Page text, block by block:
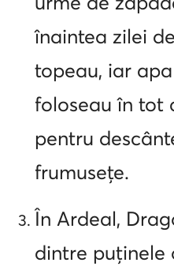
înaintea zilei
topeau, iar
foloseau în tot
pentru
frumusețe.
În Ardeal,
dintre puținele